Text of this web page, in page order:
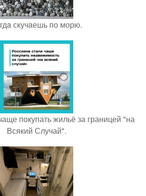
скучaешь по морю.
покупать жильё за границей "на
Всякий Случай".